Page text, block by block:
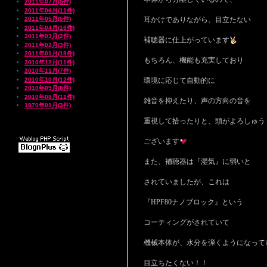
2011年07月(5件)
2011年06月(11件)
2011年05月(5件)
2011年04月(16件)
2011年03月(2件)
2011年02月(3件)
2011年01月(18件)
2010年12月(11件)
2010年11月(7件)
2010年10月(12件)
2010年09月(8件)
2010年08月(11件)
1970年01月(3件)
耳かけでありながら、目立たない
補聴器に仕上がっています
もちろん、機能も充実しており
環境に応じて自動的に
雑音を抑えたり、声の方向の音を
重視して拾ったりと、頭がよろしゅう
ございます
また、補聴器は『湿気』に弱いと
されていましたが、これは
『HPF80ナノブロック』という
コーティングがされていて
機械本体が、水分を弾くようになって
目立ちたくない！！